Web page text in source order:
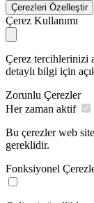
Çerezleri Özelleştir
Çerez Kullanımı
Çerez tercihlerinizi
detaylı bilgi için
Zorunlu Çerezler
Her zaman aktif
Bu çerezler web
gereklidir.
Fonksiyonel